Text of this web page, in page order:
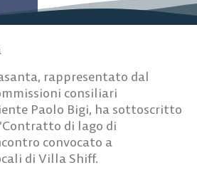
rappresentato dal
consiliari
Paolo Bigi, ha sottoscritto
di lago di
convocato a
di Villa Shiff.